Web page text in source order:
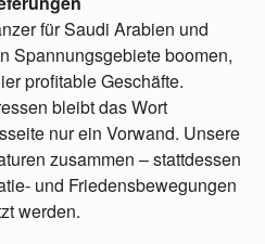
für Saudi Arabien und
Spannungsgebiete boomen,
profitable Geschäfte.
bleibt das Wort
nur ein Vorwand. Unsere
zusammen – stattdessen
und Friedensbewegungen
werden.